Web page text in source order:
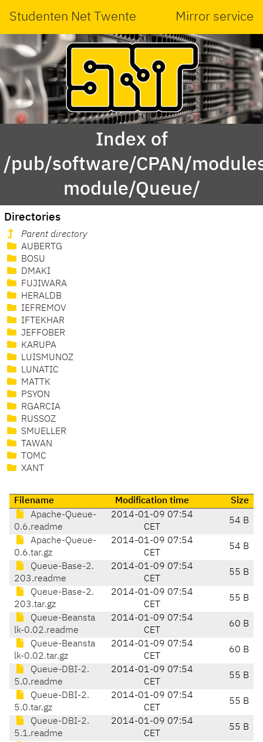
Studenten Net Twente Mirror service
Index of
/pub/software/CPAN/
module/Queue/
Directories
Parent directory
AUBERTG
BOSU
DMAKI
FUJIWARA
HERALDB
IEFREMOV
IFTEKHAR
JEFFOBER
KARUPA
LUISMUNOZ
LUNATIC
MATTK
PSYON
RGARCIA
RUSSOZ
SMUELLER
TAWAN
TOMC
XANT
Filename Modification time
Size
Apache-Queue-
0.6.readme
2014-01-09 07:54
CET
54 B
Apache-Queue-
0.6.tar.gz
2014-01-09 07:54
CET
54 B
Queue-Base-2.
203.readme
2014-01-09 07:54
CET
55 B
Queue-Base-2.
203.tar.gz
2014-01-09 07:54
CET
55 B
Queue-Beansta
lk-0.02.readme
2014-01-09 07:54
CET
60 B
Queue-Beansta
lk-0.02.tar.gz
2014-01-09 07:54
CET
60 B
Queue-DBI-2.
5.0.readme
2014-01-09 07:54
CET
55 B
Queue-DBI-2.
5.0.tar.gz
2014-01-09 07:54
CET
55 B
Queue-DBI-2.
5.1.readme
2014-01-09 07:54
CET
55 B